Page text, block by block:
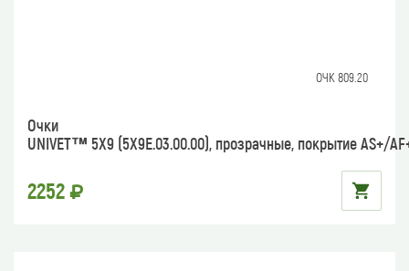
ОЧК 809.20
Очки
UNIVET™ 5Х9 (5Х9Е.03.00.00), прозрачные, покрытие AS+/
2252